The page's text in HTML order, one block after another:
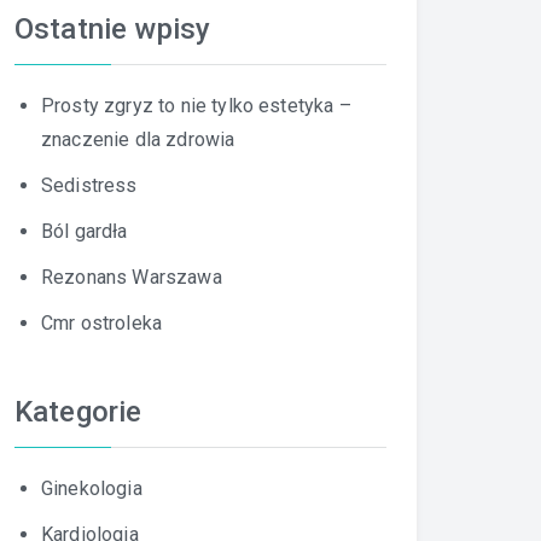
Ostatnie wpisy
Prosty zgryz to nie tylko estetyka –
znaczenie dla zdrowia
Sedistress
Ból gardła
Rezonans Warszawa
Cmr ostroleka
Kategorie
Ginekologia
Kardiologia